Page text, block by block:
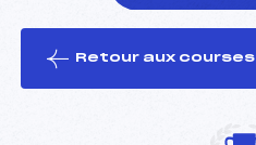
le ski
Retour aux courses